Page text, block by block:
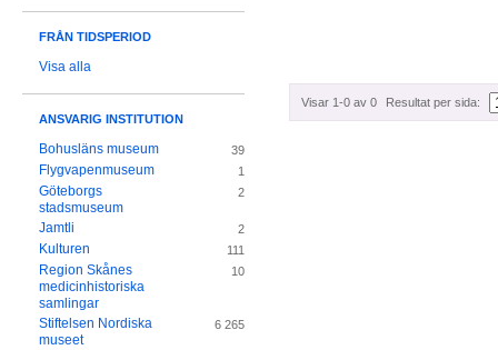
Visar 1-0 av 0 Resultat per sida:
FRÅN TIDSPERIOD
Visa alla
ANSVARIG INSTITUTION
Bohusläns museum 39
Flygvapenmuseum 1
Göteborgs
stadsmuseum
2
Jamtli 2
Kulturen 111
Region Skånes
medicinhistoriska
samlingar
10
Stiftelsen Nordiska
museet
6 265